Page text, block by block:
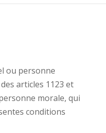
ou personne
articles 1123 et
morale, qui
conditions